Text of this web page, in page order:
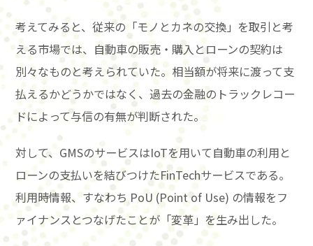
考えてみると、従来の「モノとカネの交換」を取引と考
える市場では、自動車の販売・購入とローンの契約は
別々なものと考えられていた。相当額が将来に渡って支
払えるかどうかではなく、過去の金融のトラックレコー
ドによって与信の有無が判断された。
対して、GMSのサービスはIoTを用いて自動車の利用と
ローンの支払いを結びつけたFinTechサービスである。
利用時情報、すなわち PoU (Point of Use) の情報をフ
ァイナンスとつなげたことが「変革」を生み出した。